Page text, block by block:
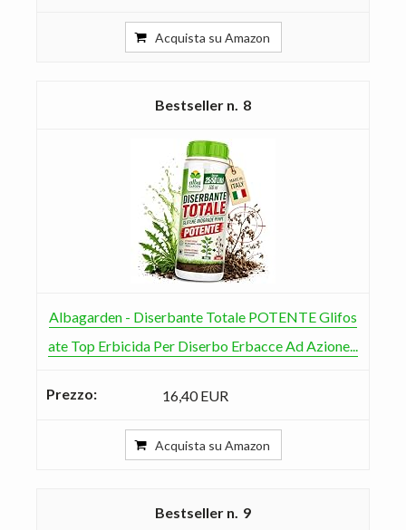
Acquista su Amazon
8
Albagarden - Diserbante Totale POTENTE Glifos
ate Top Erbicida Per Diserbo Erbacce Ad Azione...
16,40 EUR
Acquista su Amazon
9